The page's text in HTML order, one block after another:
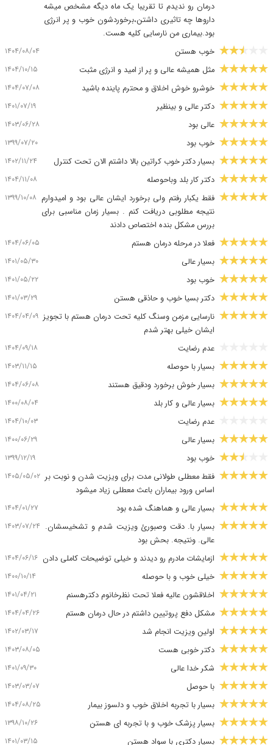
درمان رو ندیدم تا تقریبا یک ماه دیگه مشخص میشه
داروها چه تاثیری داشتن،برخوردشون خوب و پر انرژی
بود.بیماری من نارسایی کلیه هست.
خوب هستن ۱۴۰۴/۰۸/۰۴
مثل همیشه عالی و پر از امید و انرژی مثبت ۱۴۰۴/۱۰/۱۵
خوشرو خوش اخلاق و محترم پاینده باشید ۱۴۰۴/۰۷/۰۸
دکتر عالی و بینظیر ۱۴۰۱/۰۷/۱۹
عالی بود ۱۴۰۳/۰۶/۲۸
خوب بود ۱۳۹۹/۰۷/۲۰
بسیار دکتر خوب کراتین بالا داشتم الان تحت کنترل ۱۴۰۲/۱۱/۲۴
دکتر کار بلد وباحوصله ۱۴۰۴/۱۱/۰۸
فقط یکبار رفتم ولی برخورد ایشان عالی بود و امیدوارم
نتیجه مطلوبی دریافت کنم . بسیار زمان مناسبی برای
بررس مشکل بنده اختصاص دادند
۱۳۹۹/۱۰/۰۸
فعلا در مرحله درمان هستم ۱۴۰۴/۰۶/۰۵
بسیار عالی ۱۴۰۱/۰۵/۳۰
خوب بود ۱۴۰۱/۰۵/۲۲
دکتر بسیا خوب و حاذقی هستن ۱۴۰۱/۰۳/۲۹
نارسایی مزمن وسنگ کلیه تحت درمان هستم با تجویز
ایشان خیلی بهتر شدم
۱۴۰۴/۰۴/۰۹
عدم رضایت ۱۴۰۴/۰۹/۱۸
بسیار با حوصله ۱۴۰۳/۱۱/۱۵
بسیار خوش برخورد ودقیق هستند ۱۴۰۴/۰۶/۰۸
بسیار عالی و کار بلد ۱۴۰۰/۰۸/۰۴
عدم رضایت ۱۴۰۴/۱۰/۰۳
بسیار عالی ۱۴۰۰/۰۶/۲۹
خوب بود ۱۳۹۹/۱۲/۱۹
فقط معطلی طولانی مدت برای ویزیت شدن و نوبت بر
اساس ورود بیماران باعث معطلی زیاد میشود
۱۴۰۵/۰۵/۰۲
بسیار عالی و هماهنگ شده بود ۱۴۰۴/۰۱/۲۷
بسیار با. دقت وصبورئ ویزیت شدم و تشخیسشان.
عالی. ونتیجه. بحش بود
۱۴۰۳/۰۷/۲۴
ازمایشات مادرم رو دیدند و خیلی توضیحات کاملی دادن ۱۴۰۴/۰۶/۱۶
خیلی خوب و با حوصله ۱۴۰۰/۱۰/۱۴
اخلاقشون عالیه فعلا تحت نظرخانوم دکترهسنم ۱۴۰۱/۰۴/۲۱
مشکل دفع پروتیین داشتم در حال درمان هستم ۱۴۰۴/۰۴/۲۶
اولین ویزیت انجام شد ۱۴۰۲/۰۳/۱۷
دکتر خوبی هست ۱۴۰۳/۰۸/۰۵
شکر خدا عالی ۱۴۰۱/۰۹/۳۰
با حوصل ۱۴۰۳/۰۳/۰۷
بسیار با تجربه اخلاق خوب و دلسوز بیمار ۱۴۰۴/۰۸/۲۵
بسیار پزشک خوب و با تجربه ای هستن ۱۳۹۸/۱۰/۲۶
بسیار دکتری با سواد هستن ۱۴۰۱/۰۳/۱۵